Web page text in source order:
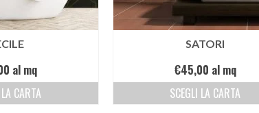
al mq
CARTA
SATORI
€45,00 al mq
SCEGLI LA CARTA